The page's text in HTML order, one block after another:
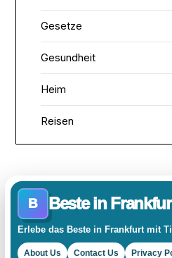
Gesetze
Gesundheit
Heim
Reisen
B Beste in
Erlebe das Beste in Frankfurt mit
About Us Contact Us Privacy